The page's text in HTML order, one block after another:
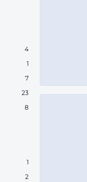
4
1
7
23
8
1
2